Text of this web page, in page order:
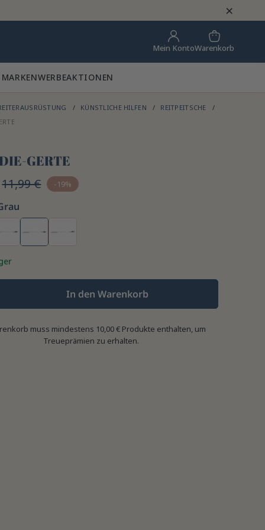
×
Mein KontoWarenkorb
WERBEAKTIONEN
KÜNSTLICHE HILFEN
REITPEITSCHE
GERTE
11,99 € -19%
In den Warenkorb
muss mindestens 10,00 € Produkte enthalten, um
Treueprämien zu erhalten.